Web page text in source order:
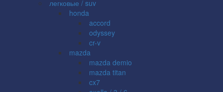
легковые / suv
honda
accord
odyssey
cr-v
mazda
mazda demio
mazda titan
cx7